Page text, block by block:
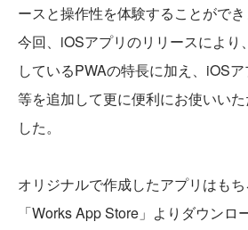
ースと操作性を体験することができ
今回、iOSアプリのリリースにより
しているPWAの特長に加え、iOS
等を追加して更に便利にお使いい
した。
オリジナルで作成したアプリはもち
「Works App Store」よりダウンロ